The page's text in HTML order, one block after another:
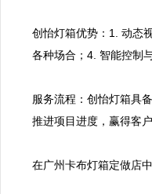
创怡灯箱优势：1. 动态
各种场合；4. 智能控制
服务流程：创怡灯箱具
推进项目进度，赢得客
在广州卡布灯箱定做店